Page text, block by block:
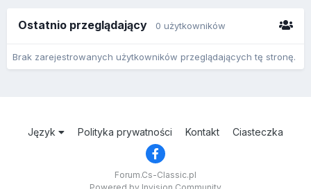
Ostatnio przeglądający 0 użytkowników
Brak zarejestrowanych użytkowników przeglądających tę stronę.
Język Polityka prywatności Kontakt Ciasteczka
Forum.Cs-Classic.pl